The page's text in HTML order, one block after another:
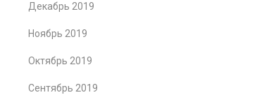
Декабрь 2019
Ноябрь 2019
Октябрь 2019
Сентябрь 2019